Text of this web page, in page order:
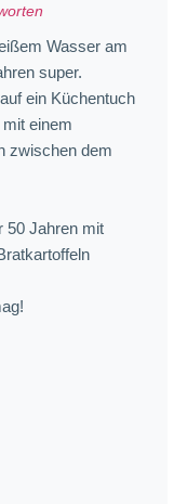
Wasser am
super.
ein Küchentuch
einem
zwischen dem
50 Jahren mit